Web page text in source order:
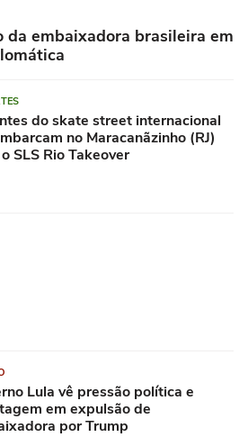
da embaixadora brasileira em
do skate street internacional
no Maracanãzinho (RJ)
SLS Rio Takeover
Lula vê pressão política e
em expulsão de
por Trump